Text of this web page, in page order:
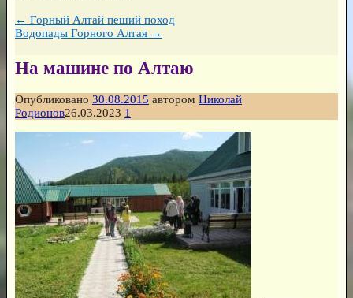
← Горный Алтай пеший поход
Водопады Горного Алтая →
На машине по Алтаю
Опубликовано 30.08.2015 автором Николай
Родионов26.03.2023 1